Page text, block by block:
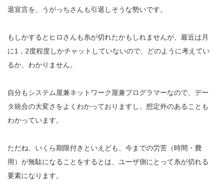
退宣言を、うがっちさんも引退しそうな勢いです。
もしかするとヒロさんも糸が切れたかもしれませんが、最近は月
に1，2度程度しかチャットしていないので、どのように考えてい
るか、わかりません。
自分もシステム屋兼ネットワーク屋兼プログラマーなので、デー
タ統合の大変さをよくわかっておりますし、想定外のあることも
わかっています。
ただね、いくら期限付きといえども、今までの労苦（時間・費
用）が無駄になることをするとは、ユーザ側にとって糸が切れる
要素になります。